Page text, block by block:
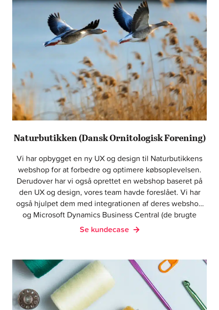
Naturbutikken (Dansk Ornitologisk Forening)
Vi har opbygget en ny UX og design til Naturbutikkens
webshop for at forbedre og optimere købsoplevelsen.
Derudover har vi også oprettet en webshop baseret på
den UX og design, vores team havde foreslået. Vi har
også hjulpet dem med integrationen af deres webshop
og Microsoft Dynamics Business Central (de brugte
tidligere Navision). Endelig hoster, vedligeholder,
Se kundecase